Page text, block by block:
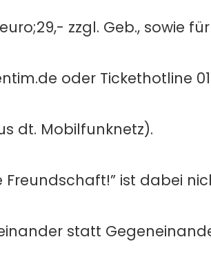
zzgl. Geb., sowie
oder Tickethotline
dt. Mobilfunknetz).
Freundschaft!” ist dabei
statt